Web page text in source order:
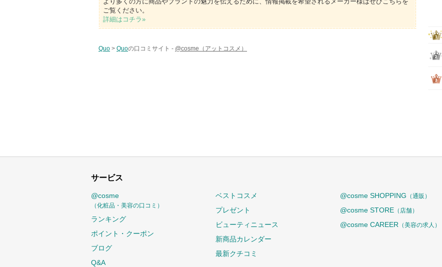
ご覧ください。
詳細はコチラ»
Quo > Quoの口コミサイト - @cosme（アットコスメ）
サービス
@cosme
（化粧品・美容の口コミ）
ランキング
ポイント・クーポン
ブログ
Q&A
ベストコスメ
プレゼント
ビューティニュース
新商品カレンダー
最新クチコミ
@cosme SHOPPING （通販）
@cosme STORE （店舗）
@cosme CAREER （美容の求人）